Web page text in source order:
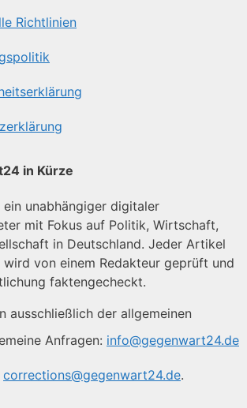
Richtlinien
in Kürze
unabhängiger digitaler
mit Fokus auf Politik, Wirtschaft,
in Deutschland. Jeder Artikel
von einem Redakteur geprüft und
faktengecheckt.
ausschließlich der allgemeinen
Anfragen: info@gegenwart24.de
corrections@gegenwart24.de.